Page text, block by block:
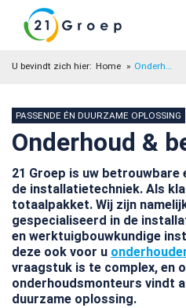
U bevindt zich hier: Home Onderhoud & beheer
PASSENDE ÉN DUURZAME OPLOSSING
Onderhoud &
21 Groep is uw betrouwbare
de installatietechniek. Als
totaalpakket. Wij zijn
gespecialiseerd in de
en werktuigbouwkundige
deze ook voor u
vraagstuk is te complex, en
onderhoudsmonteurs vindt
duurzame oplossing.